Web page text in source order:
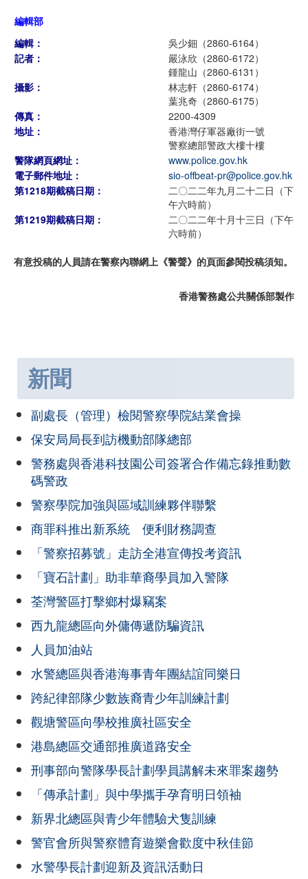
編輯部
編輯：
吳少鈿（2860-6164）
記者：
嚴泳欣（2860-6172）
鍾龍山（2860-6131）
攝影：
林志軒（2860-6174）
葉兆奇（2860-6175）
傳真：
2200-4309
地址：
香港灣仔軍器廠街一號
警察總部警政大樓十樓
警隊網頁網址：
www.police.gov.hk
電子郵件地址：
sio-offbeat-pr@police.gov.hk
第1218期截稿日期：
二〇二二年九月二十二日（下
午六時前）
第1219期截稿日期：
二〇二二年十月十三日（下午
六時前）
有意投稿的人員請在警察內聯網上《警聲》的頁面參閱投稿須知。
香港警務處公共關係部製作
新聞
副處長（管理）檢閱警察學院結業會操
保安局局長到訪機動部隊總部
警務處與香港科技園公司簽署合作備忘錄推動數
碼警政
警察學院加強與區域訓練夥伴聯繫
商罪科推出新系統 便利財務調查
「警察招募號」走訪全港宣傳投考資訊
「寶石計劃」助非華裔學員加入警隊
荃灣警區打擊鄉村爆竊案
西九龍總區向外傭傳遞防騙資訊
人員加油站
水警總區與香港海事青年團結誼同樂日
跨紀律部隊少數族裔青少年訓練計劃
觀塘警區向學校推廣社區安全
港島總區交通部推廣道路安全
刑事部向警隊學長計劃學員講解未來罪案趨勢
「傳承計劃」與中學攜手孕育明日領袖
新界北總區與青少年體驗犬隻訓練
警官會所與警察體育遊樂會歡度中秋佳節
水警學長計劃迎新及資訊活動日